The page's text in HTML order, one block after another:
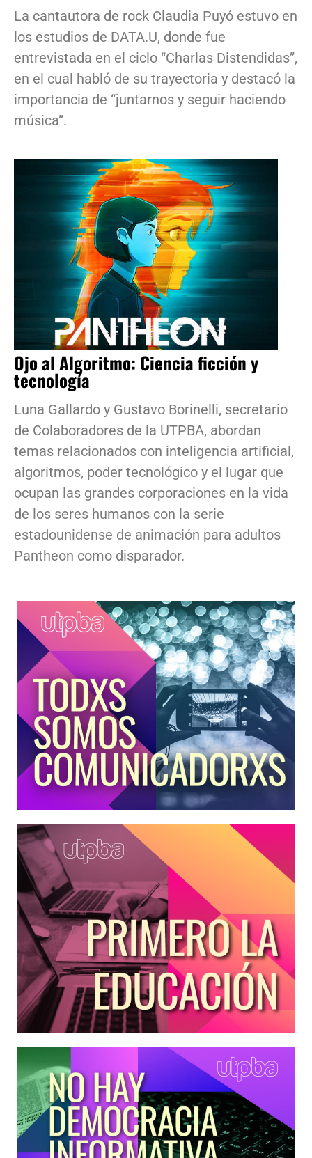
La cantautora de rock Claudia Puyó estuvo en
los estudios de DATA.U, donde fue
entrevistada en el ciclo “Charlas Distendidas”,
en el cual habló de su trayectoria y destacó la
importancia de “juntarnos y seguir haciendo
música”.
Ojo al Algoritmo: Ciencia ficción y
tecnología
Luna Gallardo y Gustavo Borinelli, secretario
de Colaboradores de la UTPBA, abordan
temas relacionados con inteligencia artificial,
algoritmos, poder tecnológico y el lugar que
ocupan las grandes corporaciones en la vida
de los seres humanos con la serie
estadounidense de animación para adultos
Pantheon como disparador.